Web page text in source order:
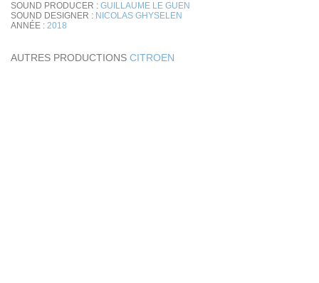
SOUND PRODUCER : GUILLAUME LE GUEN
SOUND DESIGNER : NICOLAS GHYSELEN
ANNÉE : 2018
AUTRES PRODUCTIONS CITROEN